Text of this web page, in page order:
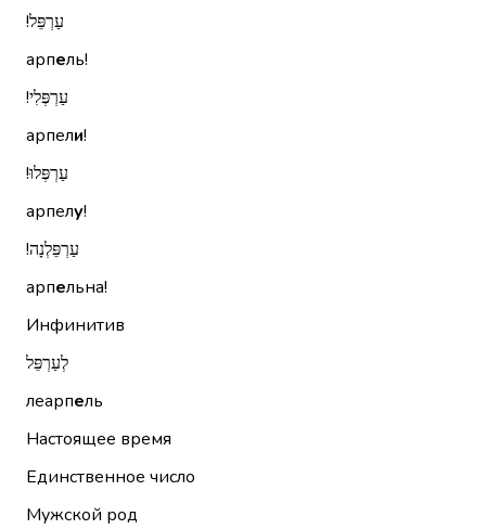
עַרְפֵּל!‏
арпель!
עַרְפְּלִי!‏
арпели!
עַרְפְּלוּ!‏
арпелу!
עַרְפֵּלְנָה!‏
арпельна!
Инфинитив
לְעַרְפֵּל
леарпель
Настоящее время
Единственное число
Мужской род